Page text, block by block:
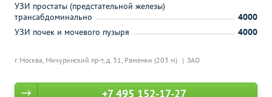
г. Москва, Мичуринский пр-т, д. 31, Раменки (203 м) ЗАО
УЗИ простаты (предстательной железы)
трансабдоминально
4000
УЗИ почек и мочевого пузыря
4000
+7 495 152-17-27